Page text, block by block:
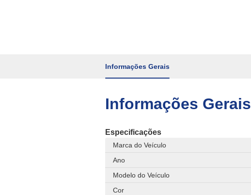
Informações Gerais
Informações Gerais
Especificações
Marca do Veículo
Ano
Modelo do Veículo
Cor